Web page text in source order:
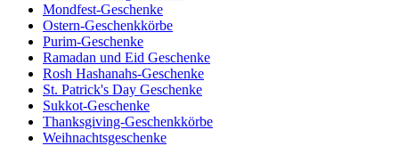
Mondfest-Geschenke
Ostern-Geschenkkörbe
Purim-Geschenke
Ramadan und Eid Geschenke
Rosh Hashanahs-Geschenke
St. Patrick's Day Geschenke
Sukkot-Geschenke
Thanksgiving-Geschenkkörbe
Weihnachtsgeschenke